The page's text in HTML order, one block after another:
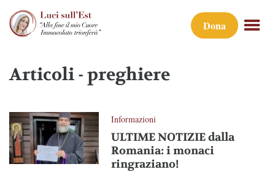
Dona
Articoli - preghiere
Informazioni
ULTIME NOTIZIE dalla
Romania: i monaci
ringraziano!